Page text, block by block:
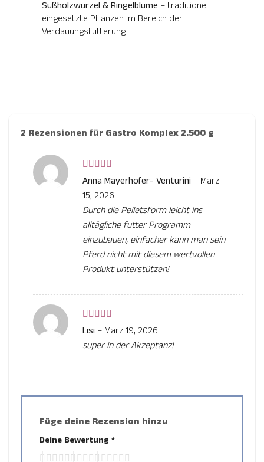
Süßholzwurzel & Ringelblume – traditionell
eingesetzte Pflanzen im Bereich der
Verdauungsfütterung
2 Rezensionen für Gastro Komplex 2.500 g
Bewertet
von 5
Anna Mayerhofer- Venturini – März
15, 2026
Durch die Pelletsform leicht ins
alltägliche futter Programm
einzubauen, einfacher kann man sein
Pferd nicht mit diesem wertvollen
Produkt unterstützen!
Bewertet
Lisi – März 19, 2026
super in der Akzeptanz!
Füge deine Rezension hinzu
Deine Bewertung *